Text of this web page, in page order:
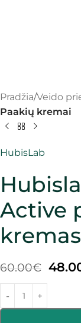
Pradžia Veido
Paakių kremai
HubisLab
Active
60.00€